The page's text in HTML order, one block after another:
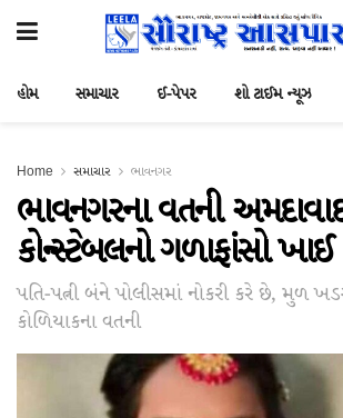
હોમ સમાચાર ઈ-પેપર શો ટાઈમ ન્યૂઝ
Home સમાચાર ભાવનગર
ભાવનગરના વતની
કોન્સ્ટેબલનો ગળાફાંસો
પતિ-પત્ની બંને પોલીસમાં નોકરી કરે છે, મુળ
કોળિયાકના વતની